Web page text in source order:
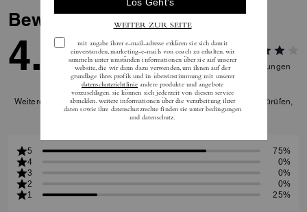
Bewertungen
4.0 Bewertungen
Weitere Informationen darüber, wie wir unsere Bewertungen überprüfen,
finden Siehier.
5
75%
4
0%
3
0%
2
0%
1
25%